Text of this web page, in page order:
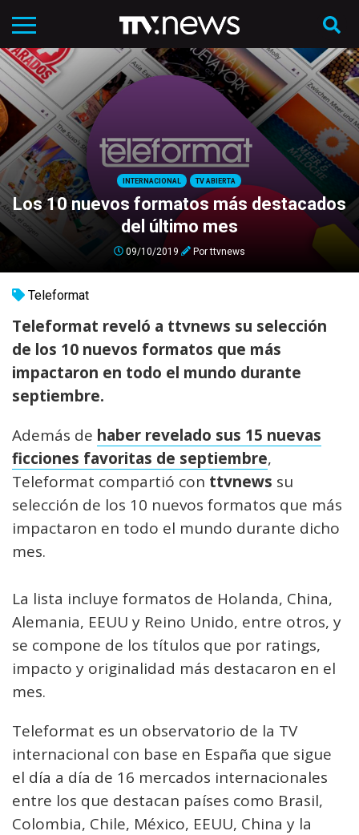
INTERNACIONAL TV ABIERTA
Los 10 nuevos formatos más destacados
del último mes
09/10/2019 Porttvnews
Teleformat
Teleformat reveló a ttvnews su selección
de los 10 nuevos formatos que más
impactaron en todo el mundo durante
septiembre.
Además de haber revelado sus 15 nuevas
ficciones favoritas de septiembre,
Teleformat compartió con ttvnews su
selección de los 10 nuevos formatos que más
impactaron en todo el mundo durante dicho
mes.
La lista incluye formatos de Holanda, China,
Alemania, EEUU y Reino Unido, entre otros, y
se compone de los títulos que por ratings,
impacto y originalidad más destacaron en el
mes.
Teleformat es un observatorio de la TV
internacional con base en España que sigue
el día a día de 16 mercados internacionales
entre los que destacan países como Brasil,
Colombia, Chile, México, EEUU, China y la